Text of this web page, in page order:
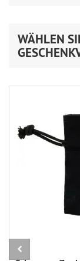
WÄHLEN